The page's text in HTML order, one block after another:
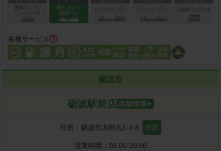
各種サービス
砺波市
砺波駅前店
住所： 砺波市太郎丸1-3-8 地図
営業時間： 08:00-20:00